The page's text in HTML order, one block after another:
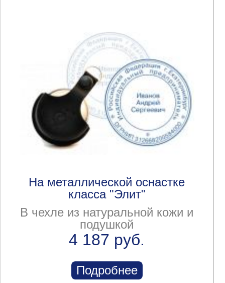
На металлической оснастке
класса "Элит"
В чехле из натуральной кожи и
подушкой
4 187 руб.
Подробнее